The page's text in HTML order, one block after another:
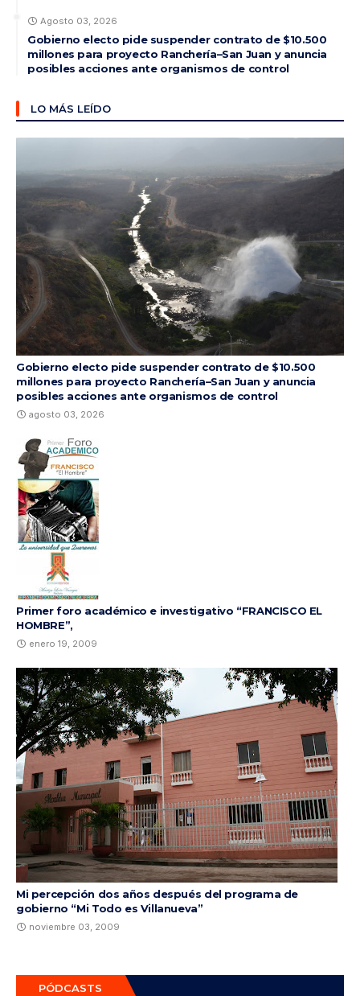
Agosto 03, 2026
Gobierno electo pide suspender contrato de $10.500
millones para proyecto Ranchería–San Juan y anuncia
posibles acciones ante organismos de control
LO MÁS LEÍDO
Gobierno electo pide suspender contrato de $10.500
millones para proyecto Ranchería–San Juan y anuncia
posibles acciones ante organismos de control
agosto 03, 2026
Primer foro académico e investigativo “FRANCISCO EL
HOMBRE”,
enero 19, 2009
Mi percepción dos años después del programa de
gobierno “Mi Todo es Villanueva”
noviembre 03, 2009
PÓDCASTS